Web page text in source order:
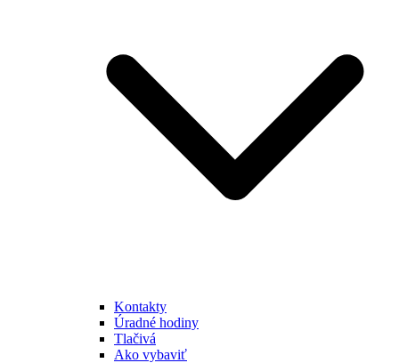
Kontakty
Úradné hodiny
Tlačivá
Ako vybaviť